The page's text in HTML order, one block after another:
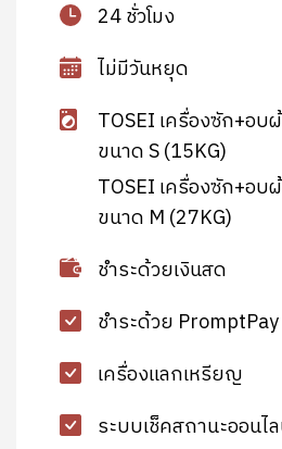
24 ชั่วโมง
ไม่มีวันหยุด
TOSEI เครื่องซัก+อบ
ขนาด S (15KG)
TOSEI เครื่องซัก+อบ
ขนาด M (27KG)
ชำระด้วยเงินสด
ชำระด้วย PromptPay
เครื่องแลกเหรียญ
ระบบเช็คสถานะออนไ